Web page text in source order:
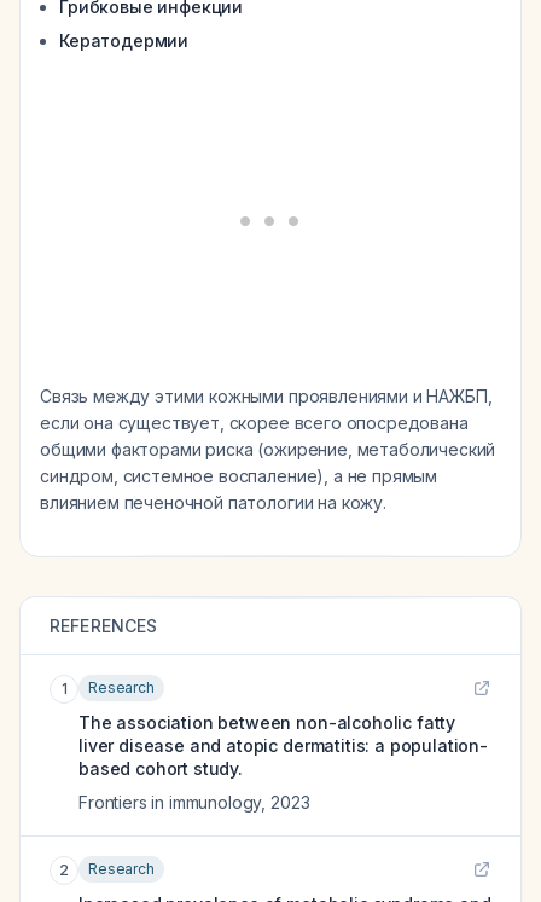
Грибковые инфекции
Кератодермии
Связь между этими кожными проявлениями и НАЖБП,
если она существует, скорее всего опосредована
общими факторами риска (ожирение, метаболический
синдром, системное воспаление), а не прямым
влиянием печеночной патологии на кожу.
REFERENCES
1 Research
The association between non-alcoholic fatty
liver disease and atopic dermatitis: a population-
based cohort study.
Frontiers in immunology, 2023
2 Research